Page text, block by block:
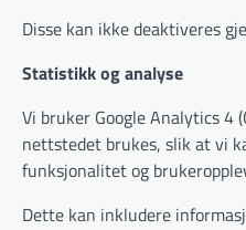
Disse kan ikke deaktiveres
Statistikk og analyse
Vi bruker Google Analytics 4
nettstedet brukes, slik at vi
funksjonalitet og
Dette kan inkludere